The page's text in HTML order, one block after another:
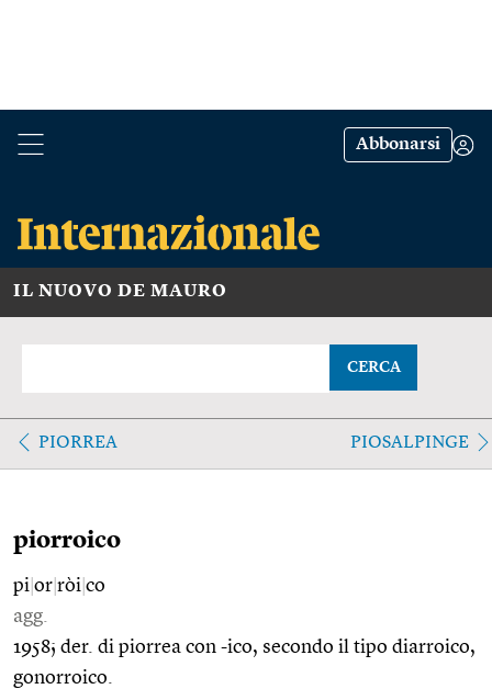
Abbonarsi
IL NUOVO DE MAURO
CERCA
PIORREA PIOSALPINGE
piorroico
pi or ròi co
agg.
1958; der. di piorrea con -ico, secondo il tipo diarroico,
gonorroico.